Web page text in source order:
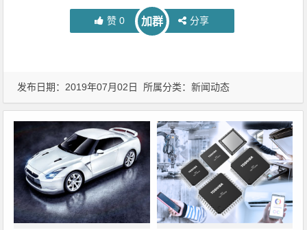
赞 0 加群 分享
发布日期：2019年07月02日 所属分类：新闻动态